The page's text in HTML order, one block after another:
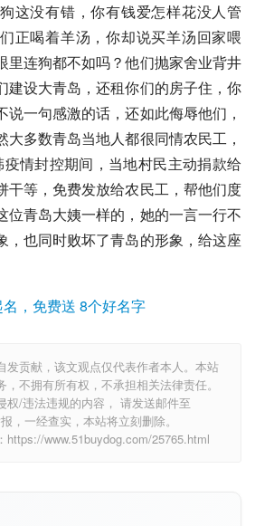
这没有错，你有钱爱怎样花没人管
正喝着羊汤，你却说买羊汤回家喂
里连狗都不如吗？他们抛家舍业背井
建设大青岛，还租你们的房子住，你
一句感激的话，还如此侮辱他们，
多数青岛当地人都很同情农民工，
情封控期间，当地村民主动捐款给
干等，免费发放给农民工，帮他们度
位青岛大姨一样的，她的一言一行不
，也同时败坏了青岛的形象，给这座
，免费送 8个好名字
发贡献，该文观点仅代表作者本人。本站
不拥有所有权，不承担相关法律责任。
权/违法违规的内容， 请发送邮件至
，一经查实，本站将立刻删除。
https://www.51buydog.com/25765.html